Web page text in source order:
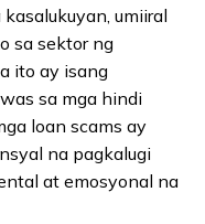
umiiral
sa sektor ng
ito ay isang
sa mga hindi
loan scams ay
na pagkalugi
at emosyonal na